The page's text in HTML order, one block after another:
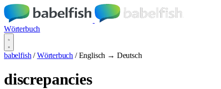
Wörterbuch
babelfish / Wörterbuch / Englisch → Deutsch
discrepancies